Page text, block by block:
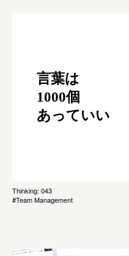
言葉は
1000個
あっていい
Thinking: 043
#Team Management